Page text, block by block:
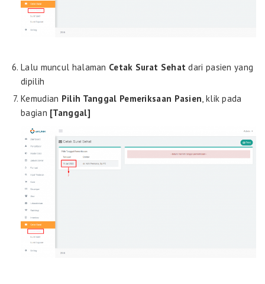
Lalu muncul halaman Cetak Surat Sehat dari pasien yang
dipilih
Kemudian Pilih Tanggal Pemeriksaan Pasien , klik pada
bagian [Tanggal]